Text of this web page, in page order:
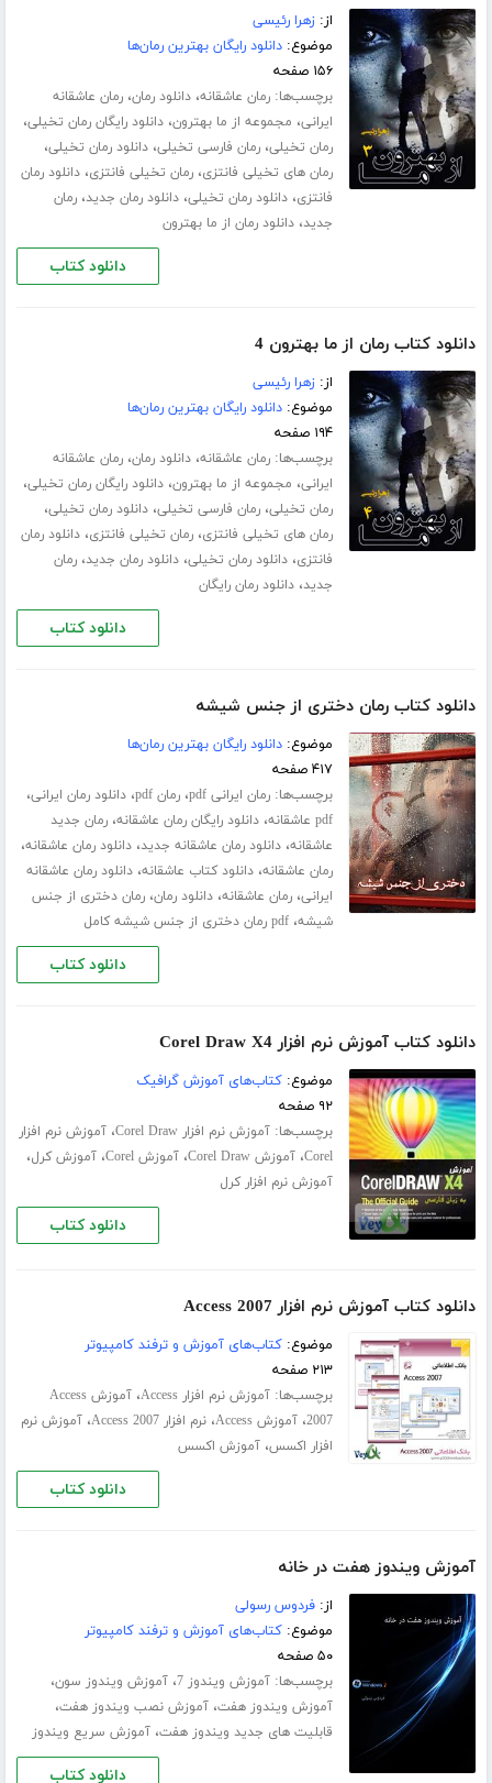
از:زهرا رئیسی
موضوع:دانلود رایگان بهترین رمان‌ها
۱۵۶ صفحه
برچسب‌ها:رمان عاشقانه،دانلود رمان،رمان عاشقانه
ایرانی، مجموعه از ما بهترون،دانلود رایگان رمان تخیلی،
رمان تخیلی،رمان فارسی تخیلی،دانلود رمان تخیلی،
رمان های تخیلی فانتزی،رمان تخیلی فانتزی،دانلود رمان
فانتزی،دانلود رمان تخیلی،دانلود رمان جدید،رمان
جدید،دانلود رمان از ما بهترون
دانلود کتاب
دانلود کتاب رمان از ما بهترون 4
از:زهرا رئیسی
موضوع:دانلود رایگان بهترین رمان‌ها
۱۹۴ صفحه
برچسب‌ها:رمان عاشقانه،دانلود رمان،رمان عاشقانه
ایرانی، مجموعه از ما بهترون،دانلود رایگان رمان تخیلی،
رمان تخیلی،رمان فارسی تخیلی،دانلود رمان تخیلی،
رمان های تخیلی فانتزی،رمان تخیلی فانتزی،دانلود رمان
فانتزی،دانلود رمان تخیلی،دانلود رمان جدید،رمان
جدید،دانلود رمان رایگان
دانلود کتاب
دانلود کتاب رمان دختری از جنس شیشه
موضوع:دانلود رایگان بهترین رمان‌ها
۴۱۷ صفحه
برچسب‌ها:رمان ایرانی pdf ،رمان pdf ،دانلود رمان ایرانی،
pdf عاشقانه ،دانلود رایگان رمان عاشقانه،رمان جدید
عاشقانه،دانلود رمان عاشقانه جدید،دانلود رمان عاشقانه،
رمان عاشقانه،دانلود کتاب عاشقانه،دانلود رمان عاشقانه
ایرانی،رمان عاشقانه،دانلود رمان،رمان دختری از جنس
شیشه،pdf رمان دختری از جنس شیشه کامل
دانلود کتاب
دانلود کتاب آموزش نرم افزار Corel Draw X4
موضوع:کتاب‌های آموزش گرافیک
۹۲ صفحه
برچسب‌ها:آموزش نرم افزار Corel Draw ،آموزش نرم افزار
Corel،آموزش Corel Draw ،آموزش Corel ،آموزش کرل،
آموزش نرم افزار کرل
دانلود کتاب
دانلود کتاب آموزش نرم افزار Access 2007
موضوع:کتاب‌های آموزش و ترفند کامپیوتر
۲۱۳ صفحه
برچسب‌ها:آموزش نرم افزار Access ،
آموزش Access
2007،آموزش Access ،نرم افزار Access 2007 ،آموزش نرم
افزار اکسس،آموزش اکسس
دانلود کتاب
آموزش ویندوز هفت در خانه
از:فردوس رسولی
موضوع:کتاب‌های آموزش و ترفند کامپیوتر
۵۰ صفحه
برچسب‌ها:آموزش ویندوز 7 ،آموزش ویندوز سون،
آموزش ویندوز هفت،آموزش نصب ویندوز هفت،
قابلیت های جدید ویندوز هفت،آموزش سریع ویندوز
دانلود کتاب